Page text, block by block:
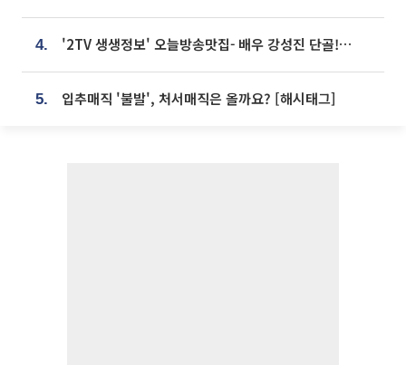
4. '2TV 생생정보' 오늘방송맛집- 배우 강성진 단골! 쌀국수ㆍ푸팟퐁 커리 맛집 '블○○○'
5. 입추매직 '불발', 처서매직은 올까요? [해시태그]